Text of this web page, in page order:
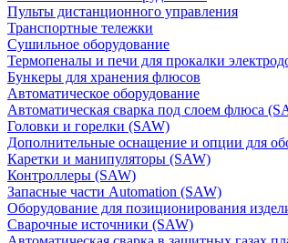
Пульты дистанционного управления
Транспортные тележки
Сушильное оборудование
Термопеналы и печи для прокалки
Бункеры для хранения флюсов
Автоматическое оборудование
Автоматическая сварка под слоем флюса
Головки и горелки (SAW)
Дополнительные оснащение и опции для
Каретки и манипуляторы (SAW)
Контроллеры (SAW)
Запасные части Automation (SAW)
Оборудование для позиционирования
Сварочные источники (SAW)